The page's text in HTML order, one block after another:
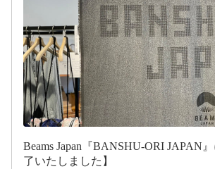
Beams Japan『BANSHU-ORI JAPAN
了いたしました】